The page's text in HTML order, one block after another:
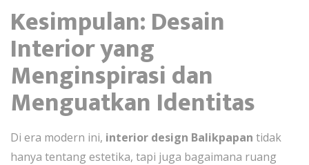
Kesimpulan: Desain
Interior yang
Menginspirasi dan
Menguatkan Identitas
Di era modern ini, interior design Balikpapan tidak
hanya tentang estetika, tapi juga bagaimana ruang